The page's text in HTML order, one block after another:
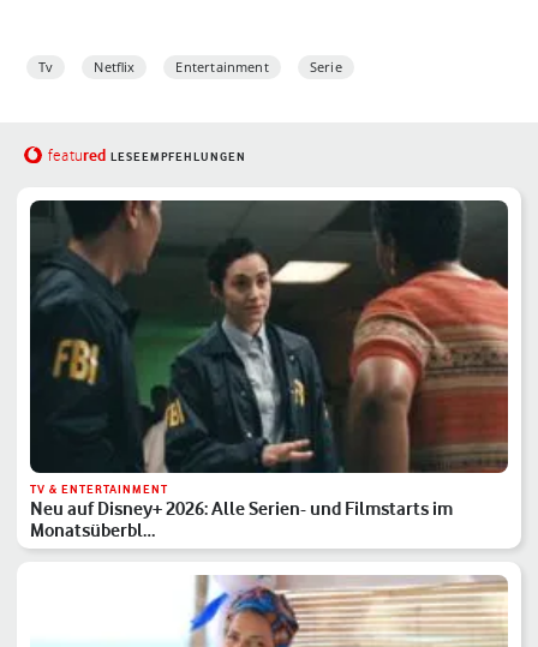
Tv Netflix Entertainment Serie
featured LESEEMPFEHLUNGEN
TV & ENTERTAINMENT
Neu auf Disney+ 2026: Alle Serien- und Filmstarts im
Monatsüberbl…